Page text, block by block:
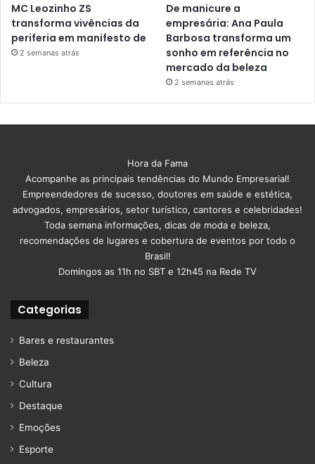
MC Leozinho ZS
transforma vivências da
periferia em manifesto de
2 semanas atrás
De manicure a
empresária: Ana Paula
Barbosa transforma um
sonho em referência no
mercado da beleza
2 semanas atrás
Hora da Fama
Acompanhe as principais tendências do Mundo Empresarial!
Empreendedores de sucesso, doutores em saúde e estética,
advogados, empresários, setor turístico, cantores e celebridades!
Toda semana informações, dicas de moda e beleza,
recomendações de lugares e cobertura de eventos por todo o
Brasil!
Domingos as 11h no SBT e 12h45 na Rede TV
Categorias
Bares e restaurantes
Beleza
Cultura
Destaque
Emoções
Esporte